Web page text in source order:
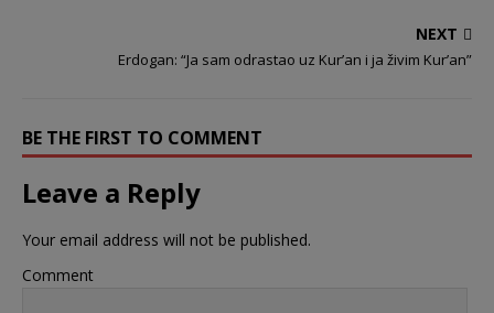
NEXT
Erdogan: “Ja sam odrastao uz Kur’an i ja živim Kur’an”
BE THE FIRST TO COMMENT
Leave a Reply
Your email address will not be published.
Comment